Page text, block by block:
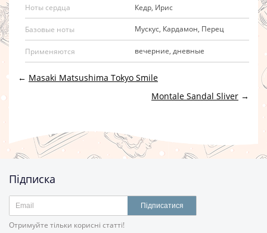
Ноты сердца Кедр, Ирис
Базовые ноты Мускус, Кардамон, Перец
Применяются вечерние, дневные
← Masaki Matsushima Tokyo Smile
Montale Sandal Sliver →
Підписка
Підписатися
Отримуйте тільки корисні статті!